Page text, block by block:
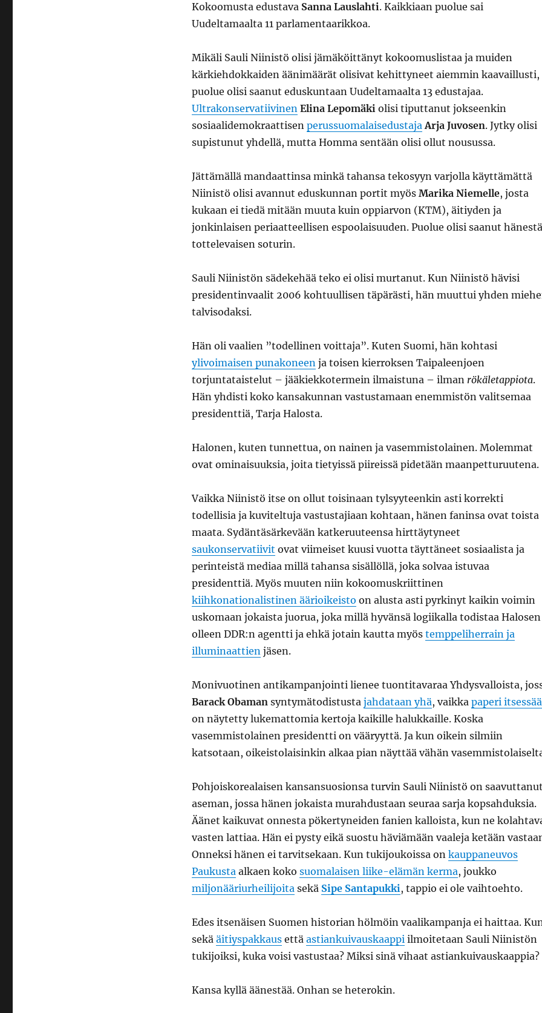
Kokoomusta edustava Sanna Lauslahti. Kaikkiaan puolue sai
Uudeltamaalta 11 parlamentaarikkoa.
Mikäli Sauli Niinistö olisi jämäköittänyt kokoomuslistaa ja muiden
kärkiehdokkaiden äänimäärät olisivat kehittyneet aiemmin kaavaillusti,
puolue olisi saanut eduskuntaan Uudeltamaalta 13 edustajaa.
Ultrakonservatiivinen Elina Lepomäkiolisi tiputtanut jokseenkin
sosiaalidemokraattisen perussuomalaisedustaja Arja Juvosen. Jytky olisi
supistunut yhdellä, mutta Homma sentään olisi ollut nousussa.
Jättämällä mandaattinsa minkä tahansa tekosyyn varjolla käyttämättä
Niinistö olisi avannut eduskunnan portit myös Marika Niemelle, josta
kukaan ei tiedä mitään muuta kuin oppiarvon (KTM), äitiyden ja
jonkinlaisen periaatteellisen espoolaisuuden. Puolue olisi saanut hänestä
tottelevaisen soturin.
Sauli Niinistön sädekehää teko ei olisi murtanut. Kun Niinistö hävisi
presidentinvaalit 2006 kohtuullisen täpärästi, hän muuttui yhden
talvisodaksi.
Hän oli vaalien ”todellinen voittaja”. Kuten Suomi, hän kohtasi
ylivoimaisen punakoneenja toisen kierroksen Taipaleenjoen
torjuntataistelut – jääkiekkotermein ilmaistuna – ilman rökäletappiota.
Hän yhdisti koko kansakunnan vastustamaan enemmistön valitsemaa
presidenttiä, Tarja Halosta.
Halonen, kuten tunnettua, on nainen ja vasemmistolainen. Molemmat
ovat ominaisuuksia, joita tietyissä piireissä pidetään maanpetturuutena.
Vaikka Niinistö itse on ollut toisinaan tylsyyteenkin asti korrekti
todellisia ja kuviteltuja vastustajiaan kohtaan, hänen faninsa ovat toista
maata. Sydäntäsärkevään katkeruuteensa hirttäytyneet
saukonservatiivit ovat viimeiset kuusi vuotta täyttäneet sosiaalista ja
perinteistä mediaa millä tahansa sisällöllä, joka solvaa istuvaa
presidenttiä. Myös muuten niin kokoomuskriittinen
kiihkonationalistinen äärioikeisto on alusta asti pyrkinyt kaikin voimin
uskomaan jokaista juorua, joka millä hyvänsä logiikalla todistaa Halosen
olleen DDR:n agentti ja ehkä jotain kautta myös temppeliherrain ja
illuminaattienjäsen.
Monivuotinen antikampanjointi lienee tuontitavaraa Yhdysvalloista,
Barack Obamansyntymätodistusta jahdataan yhä, vaikka paperi
on näytetty lukemattomia kertoja kaikille halukkaille. Koska
vasemmistolainen presidentti on vääryyttä. Ja kun oikein silmiin
katsotaan, oikeistolaisinkin alkaa pian näyttää vähän
Pohjoiskorealaisen kansansuosionsa turvin Sauli Niinistö on
aseman, jossa hänen jokaista murahdustaan seuraa sarja kopsahduksia.
Äänet kaikuvat onnesta pökertyneiden fanien kalloista, kun ne
vasten lattiaa. Hän ei pysty eikä suostu häviämään vaaleja ketään
Onneksi hänen ei tarvitsekaan. Kun tukijoukoissa on kauppaneuvos
Paukustaalkaen koko suomalaisen liike-elämän kerma, joukko
miljonääriurheilijoitasekä Sipe Santapukki, tappio ei ole vaihtoehto.
Edes itsenäisen Suomen historian hölmöin vaalikampanja ei haittaa.
sekä äitiyspakkausettä astiankuivauskaappiilmoitetaan Sauli Niinistön
tukijoiksi, kuka voisi vastustaa? Miksi sinä vihaat astiankuivauskaappia?
Kansa kyllä äänestää. Onhan se heterokin.